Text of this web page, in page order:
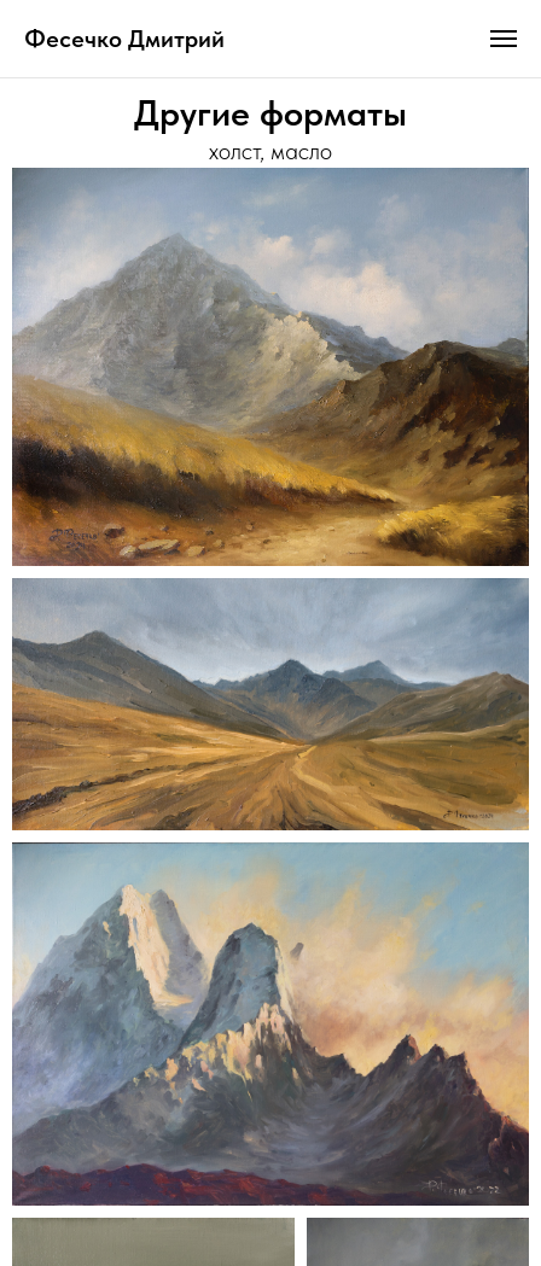
Фесечко Дмитрий
Другие форматы
холст, масло